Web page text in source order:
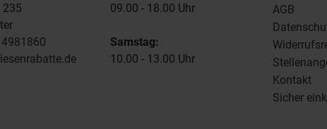
235
09.00 - 18.00 Uhr
Samstag:
10.00 - 13.00 Uhr
AGB
Kontakt
Sicher